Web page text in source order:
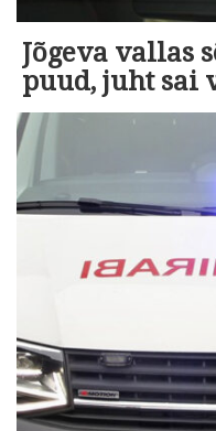
Jõgeva vallas
puud, juht sai